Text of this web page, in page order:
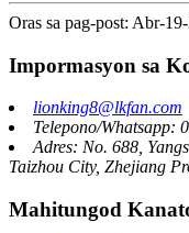
Oras sa pag-post: Abr-
Impormasyon sa
lionking8@lkfan.com
Telepono/Whatsapp:
Adres: No. 688,
Taizhou City, Zhejiang
Mahitungod